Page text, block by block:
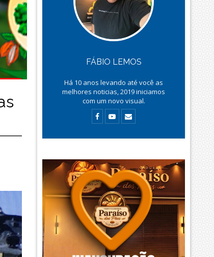
FÁBIO LEMOS
Há 10 anos levando até você as
melhores noticias, 2019 iniciamos
com um novo visual.